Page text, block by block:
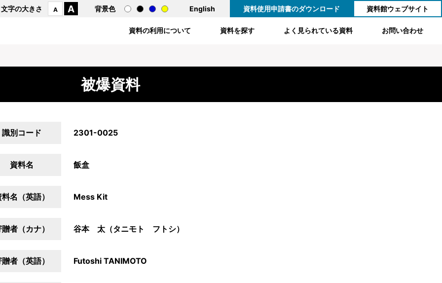
文字の大きさ A A 背景色 English 資料使用申請書のダウンロード 資料館ウェブサイト
資料の利用について 資料を探す よく見られている資料 お問い合わせ
被爆資料
識別コード 2301-0025
資料名 飯盒
名（英語） Mess Kit
者（カナ） 谷本 太（タニモト フトシ）
者（英語） Futoshi TANIMOTO